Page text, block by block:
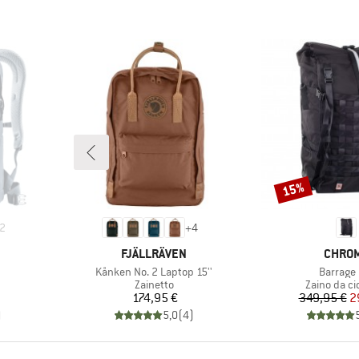
2 +4
MARCHIO
FJÄLLRÄVEN
Articolo
Kånken No. 2 Laptop 15''
Gruppo di prodotti
Zainetto
Prezzo
174,95 €
5,0(4)
Articolo
Barrage
Gruppo di
Zaino da
349,95 €
Sconto
15%